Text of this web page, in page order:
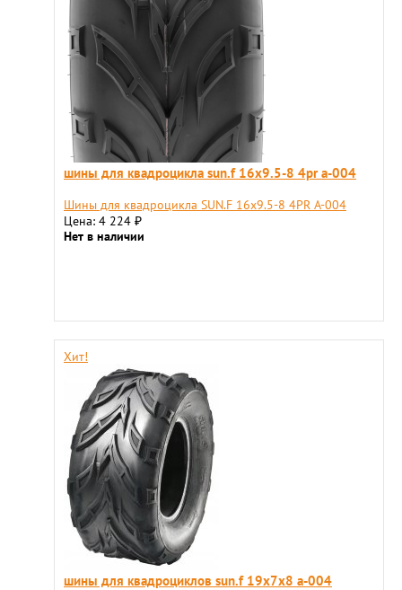
шины для квадроцикла sun.f 16х9.5-8 4pr а-004
Шины для квадроцикла SUN.F 16х9.5-8 4PR А-004
Цена: 4 224 ₽
Нет в наличии
Хит!
шины для квадроциклов sun.f 19х7х8 a-004